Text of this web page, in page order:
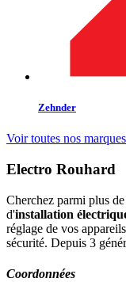
Zehnder
Voir toutes nos marques
Electro Rouhard
Cherchez parmi plus de
d'installation
réglage de vos
sécurité. Depuis 3
Coordonnées